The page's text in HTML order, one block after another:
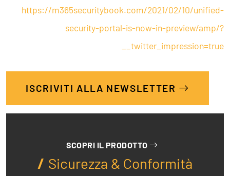
https://m365securitybook.com/2021/02/10/unified-
security-portal-is-now-in-preview/amp/?
__twitter_impression=true
ISCRIVITI ALLA NEWSLETTER
SCOPRI IL PRODOTTO
Sicurezza & Conformità